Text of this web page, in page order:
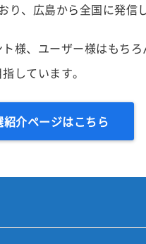
り、広島から全国に発信
様、ユーザー様はもち
しています。
介ページはこちら